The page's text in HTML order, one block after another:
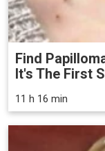
Find
It's The First
11 h 16 min